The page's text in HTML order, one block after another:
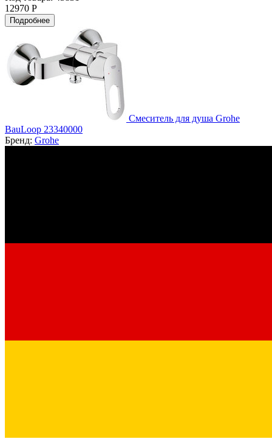
12970 Р
Подробнее
Смеситель для душа Grohe
BauLoop 23340000
Бренд: Grohe